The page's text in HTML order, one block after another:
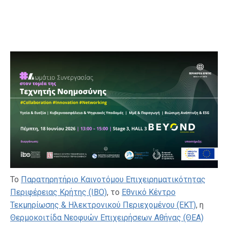
Το Παρατηρητήριο Καινοτόμου Επιχειρηματικότητας
Περιφέρειας Κρήτης (ΙΒΟ), το Εθνικό Κέντρο
Τεκμηρίωσης & Ηλεκτρονικού Περιεχομένου (ΕΚΤ), η
Θερμοκοιτίδα Νεοφυών Επιχειρήσεων Αθήνας (ΘΕΑ)